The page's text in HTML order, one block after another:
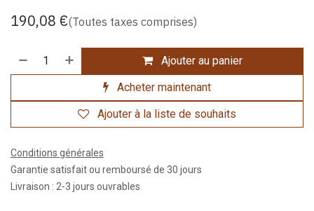
190,08 €(Toutes taxes comprises)
Ajouter au panier
Acheter maintenant
Ajouter à la liste de souhaits
Conditions générales
Garantie satisfait ou remboursé de 30 jours
Livraison : 2-3 jours ouvrables